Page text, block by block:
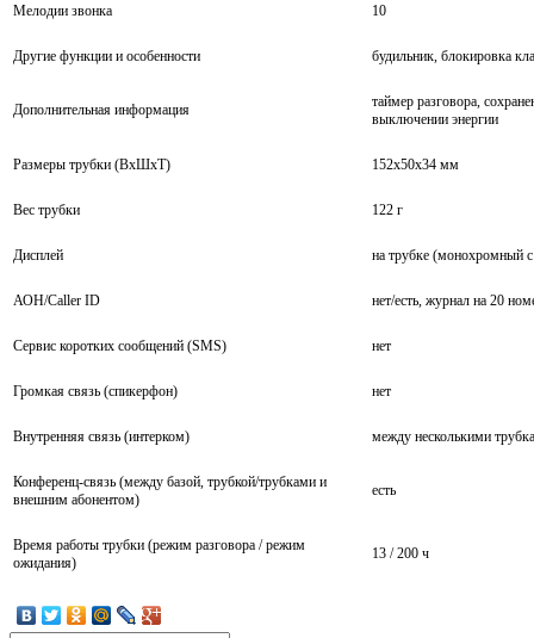
Мелодии звонка 10
Другие функции и особенности будильник, блокировка
Дополнительная информация
таймер разговора,
выключении энергии
Размеры трубки (ВхШхT) 152х50х34 мм
Вес трубки 122 г
Дисплей на трубке (монохромный с
АОН/Caller ID нет/есть, журнал на 20
Сервис коротких сообщений (SMS) нет
Громкая связь (спикерфон) нет
Внутренняя связь (интерком) между несколькими
Конференц-связь (между базой, трубкой/трубками и
внешним абонентом)
есть
Время работы трубки (режим разговора / режим
ожидания)
13 / 200 ч